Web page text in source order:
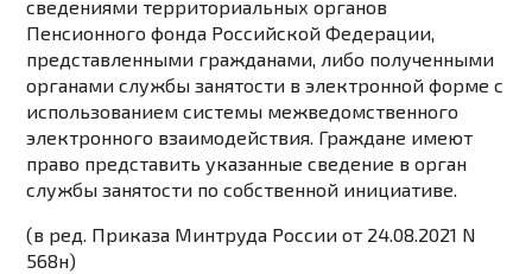
сведениями территориальных органов
Пенсионного фонда Российской Федерации,
представленными гражданами, либо полученными
органами службы занятости в электронной форме с
использованием системы межведомственного
электронного взаимодействия. Граждане имеют
право представить указанные сведение в орган
службы занятости по собственной инициативе.
(в ред. Приказа Минтруда России от 24.08.2021 N
568н)